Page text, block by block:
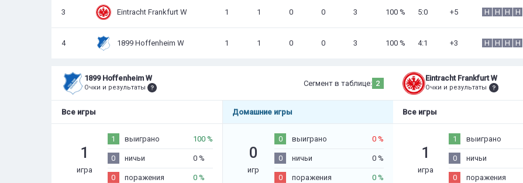
3 Eintracht Frankfurt W 1 1 0 0 3 100 % 5:0 +5 Н Н Н Н
4 1899 Hoffenheim W 1 1 0 0 3 100 % 4:1 +3 Н Н Н Н
1899 Hoffenheim W
Очки и результаты Сегмент в таблице: 2
Все игры
1
игра
1 выиграно 100 %
0 ничьи 0 %
0 поражения 0 %
Домашние игры
0
игр
0 выиграно 0 %
0 ничьи 0 %
0 поражения 0 %
Eintracht Frankfurt W
Очки и результаты
Все игры
1
игра
1 выиграно
0 ничьи
0 поражения